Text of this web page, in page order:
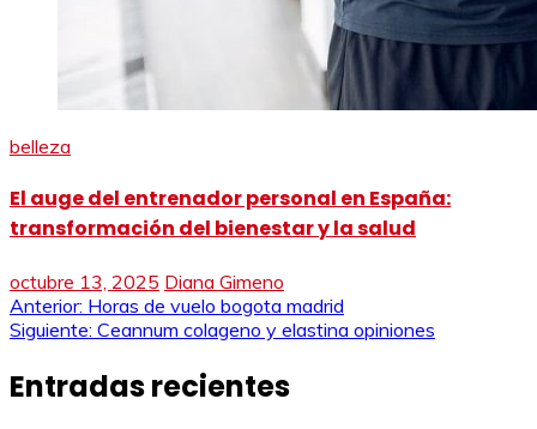
belleza
El auge del entrenador personal en España:
transformación del bienestar y la salud
octubre 13, 2025 Diana Gimeno
Navegación
entradas
Anterior: Horas de vuelo bogota madrid
Siguiente: Ceannum colageno y elastina opiniones
Entradas recientes